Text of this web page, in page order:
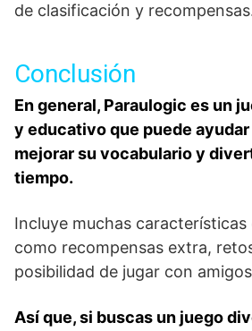
de clasificación y
Conclusión
En general, Paraulogic es un
y educativo que puede ayudar
mejorar su vocabulario y
tiempo.
Incluye muchas
como recompensas extra,
posibilidad de jugar con
Así que, si buscas un juego